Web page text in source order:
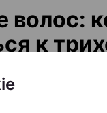
волос:
к
пробор